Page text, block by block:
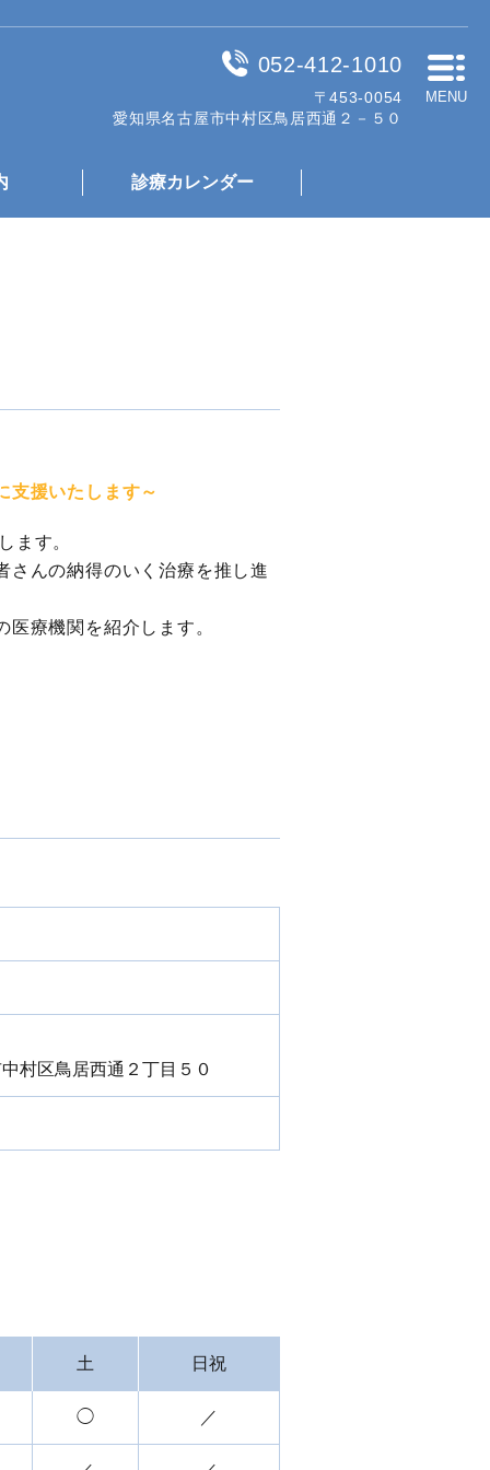
052-412-1010
〒453-0054
愛知県名古屋市中村区鳥居西通２－５０
MENU
診療カレンダー
支援いたします～
ます。
さんの納得のいく治療を推し進
療機関を紹介します。
村区鳥居西通 ２丁目５０
土 日祝
◯ ／